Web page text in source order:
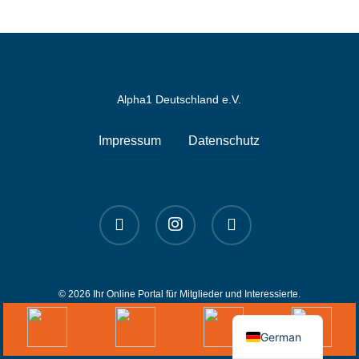
Alpha1 Deutschland e.V.
Impressum Datenschutz
linkedin instagram spotify
© 2026 Ihr Online Portal für Mitglieder und Interessierte.
German
English